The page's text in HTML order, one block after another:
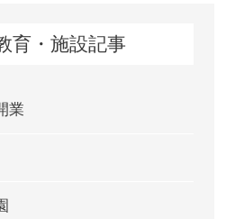
育・施設記事
業